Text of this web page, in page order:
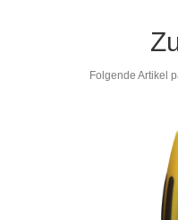
Folgende Artikel